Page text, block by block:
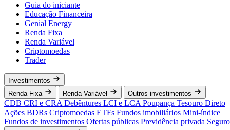
Guia do iniciante
Educação Financeira
Genial Energy
Renda Fixa
Renda Variável
Criptomoedas
Trader
Investimentos
Renda Fixa
Renda Variável Outros investimentos
CDB CRI e CRA Debêntures LCI e LCA Poupança Tesouro Direto
Ações BDRs Criptomoedas ETFs Fundos imobiliários Mini-índice
Fundos de investimentos Ofertas públicas Previdência privada